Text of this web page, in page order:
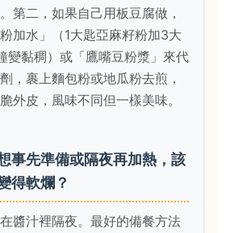
第二，如果自己用板豆腐做，
加水」（1大匙亞麻籽粉加3大
變黏稠）或「鷹嘴豆粉漿」來代
，裹上麵包粉或地瓜粉去煎，
外皮，風味不同但一樣美味。
事先準備或隔夜再加熱，該
得軟爛？
醬汁裡隔夜。最好的備餐方法